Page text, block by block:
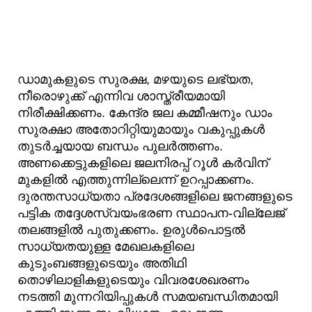
ഡാമുകളുടെ സുരക്ഷ, മഴയുടെ ലഭ്യത,
നീരൊഴുക്ക് എന്നിവ ശാസ്ത്രീയമായി
നിരീക്ഷിക്കണം. കേന്ദ്ര ജല കമ്മീഷനും ഡാം
സുരക്ഷാ അതോറിറ്റിയുമായും വകുപ്പുകൾ
തുടർച്ചയായ ബന്ധം പുലർത്തണം.
അണക്കെട്ടുകളിലെ ജലനിരപ്പ് റൂൾ കർവിന്
മുകളിൽ എത്തുന്നില്ലെന്ന് ഉറപ്പാക്കണം.
ദുരന്തസാധ്യതാ പ്രദേശങ്ങളിലെ ജനങ്ങളുടെ
പട്ടിക തദ്ദേശസ്വയംഭരണ സ്ഥാപന-വില്ലേജ്
തലങ്ങളിൽ പുതുക്കണം. ഉരുൾപൊട്ടൽ
സാധ്യതയുള്ള മേഖലകളിലെ
കുടുംബങ്ങളുടെയും അതിഥി
തൊഴിലാളികളുടെയും വിവരശേഖരണം
നടത്തി മുന്നറിയിപ്പുകൾ സമയബന്ധിതമായി